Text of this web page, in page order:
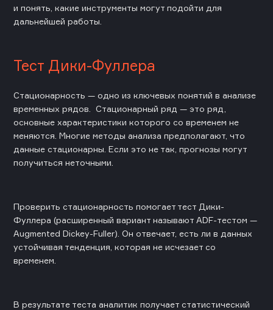
и понять, какие инструменты могут подойти для
дальнейшей работы.
Тест Дики-Фуллера
Стационарность — одно из ключевых понятий в анализе
временных рядов. Стационарный ряд — это ряд,
основные характеристики которого со временем не
меняются. Многие методы анализа предполагают, что
данные стационарны. Если это не так, прогнозы могут
получиться неточными.
Проверить стационарность помогает тест Дики-
Фуллера (расширенный вариант называют ADF-тестом —
Augmented Dickey-Fuller). Он отвечает, есть ли в данных
устойчивая тенденция, которая не исчезает со
временем.
В результате теста аналитик получает статистический